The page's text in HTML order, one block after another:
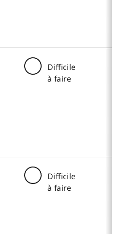
Difficile
à faire
Difficile
à faire